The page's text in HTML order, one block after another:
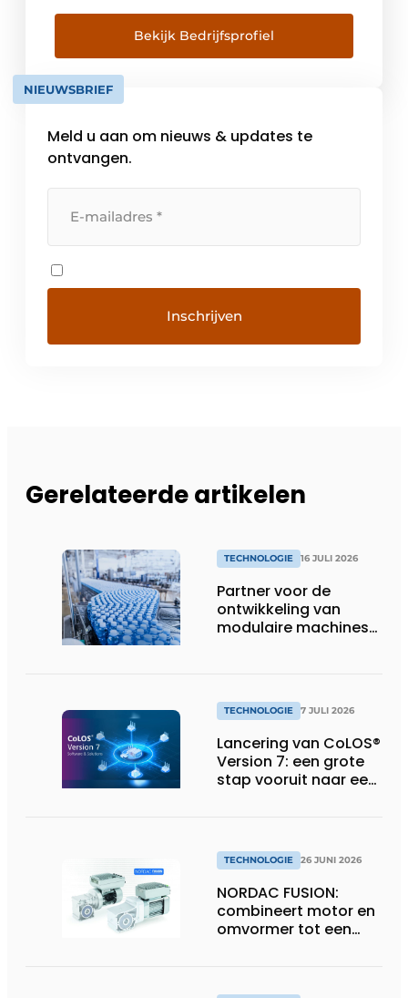
besturingssystemen. Productie processen
worden tegenwoordig steeds complexer,
daarom is het belangrijk dat de
meettechnieken die worden gebruikt
worden ter controle en om de processen te
intuïtiever worden. Voor VEGA is deze […]
Bekijk Bedrijfsprofiel
NIEUWSBRIEF
Meld u aan om nieuws & updates te
ontvangen.
Gerelateerde artikelen
TECHNOLOGIE 16 JULI 2026
Partner voor de
ontwikkeling van
modulaire machines
TECHNOLOGIE 7 JULI 2026
Lancering van CoLOS®
Version 7: een grote
stap vooruit naar een
industriële
codeerprocessen
TECHNOLOGIE 26 JUNI 2026
NORDAC FUSION:
combineert motor en
omvormer tot een